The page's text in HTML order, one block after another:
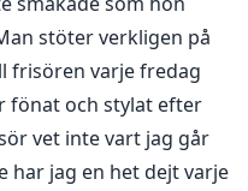
Cupcake...
jag använde mitt
honom att jag inte
och han
Sedan fortsatte vi att
definitivt en erfaren
stöter verkligen på
frisören varje fredag
fönat och stylat efter
vet inte vart jag går
har jag en het dejt varje